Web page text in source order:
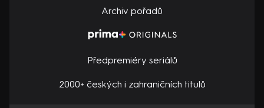
Archiv pořadů
Předpremiéry seriálů
2000+ českých i zahraničních titulů